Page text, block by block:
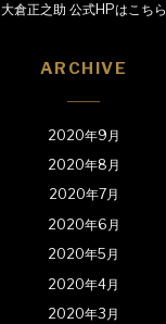
大倉正之助 公式HPはこちら
ARCHIVE
2020年9月
2020年8月
2020年7月
2020年6月
2020年5月
2020年4月
2020年3月